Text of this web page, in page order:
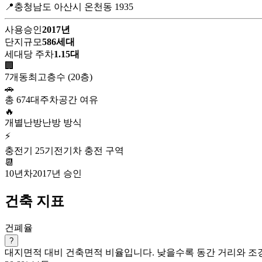
📍충청남도 아산시 온천동 1935
사용승인2017년
단지규모586세대
세대당 주차1.15대
🏢
7개동최고층수 (20층)
🚗
총 674대 주차공간 여유
🔥
개별난방난방 방식
⚡
충전기 25기 전기차 충전 구역
📆
10년차2017년 승인
건축 지표
건폐율
?
대지면적 대비 건축면적 비율입니다. 낮을수록 동간 거리와 조